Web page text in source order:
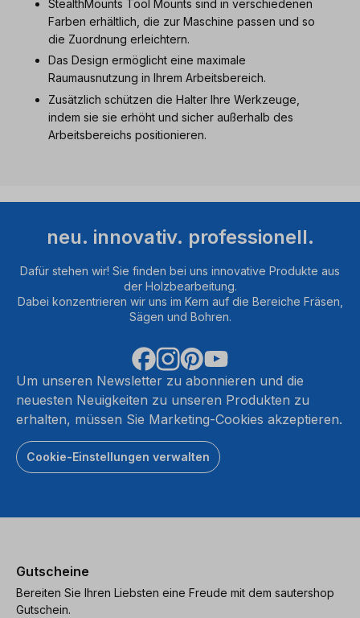
StealthMounts Tool Mounts sind in verschiedenen
Farben erhältlich, die zur Maschine passen und so
die Zuordnung erleichtern.
Das Design ermöglicht eine maximale
Raumausnutzung in Ihrem Arbeitsbereich.
Zusätzlich schützen die Halter Ihre Werkzeuge,
indem sie sie erhöht und sicher außerhalb des
Arbeitsbereichs positionieren.
neu. innovativ. professionell.
Dafür stehen wir! Sie finden bei uns innovative Produkte aus
der Holzbearbeitung.
Dabei konzentrieren wir uns im Kern auf die Bereiche Fräsen,
Sägen und Bohren.
Um unseren Newsletter zu abonnieren und die
neuesten Neuigkeiten zu unseren Produkten zu
erhalten, müssen Sie Marketing-Cookies akzeptieren.
Cookie-Einstellungen verwalten
Gutscheine
Bereiten Sie Ihren Liebsten eine Freude mit dem sautershop
Gutschein.